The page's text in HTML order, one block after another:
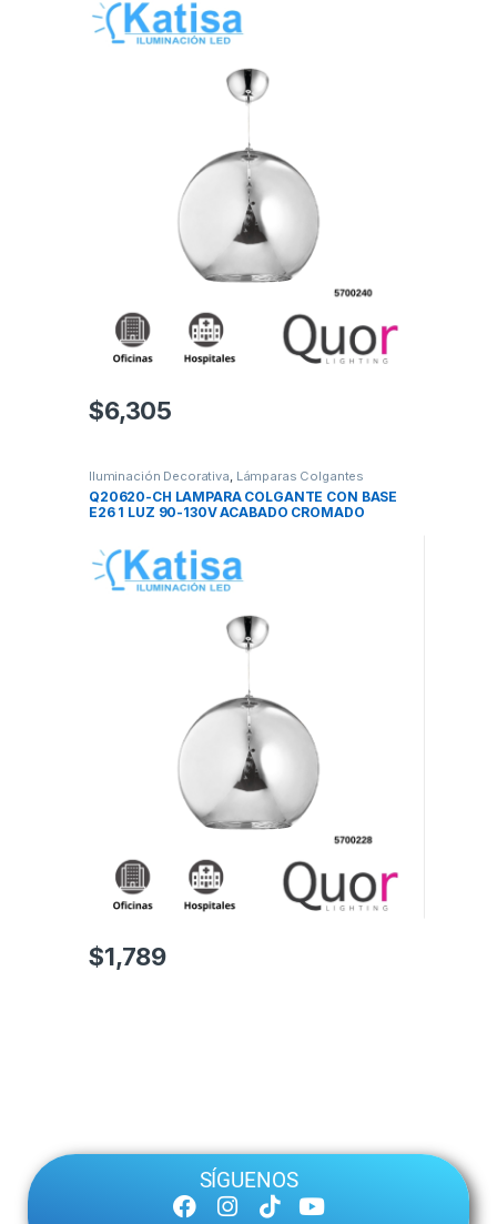
$6,305
Iluminación Decorativa, Lámparas Colgantes
Q20620-CH LAMPARA COLGANTE CON BASE
E26 1 LUZ 90-130V ACABADO CROMADO
$1,789
SÍGUENOS